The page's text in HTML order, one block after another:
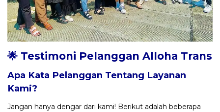
🌟 Testimoni Pelanggan Alloha Trans
Apa Kata Pelanggan Tentang Layanan
Kami?
Jangan hanya dengar dari kami! Berikut adalah beberapa